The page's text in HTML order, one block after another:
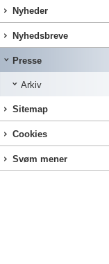
Nyheder
Nyhedsbreve
Presse
Arkiv
Sitemap
Cookies
Svøm mener